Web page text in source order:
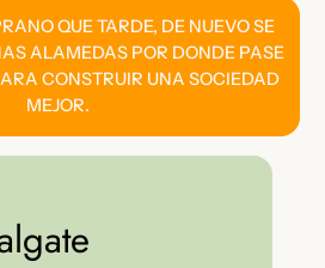
QUE TARDE, DE NUEVO SE
ALAMEDAS POR DONDE PASE
CONSTRUIR UNA SOCIEDAD
MEJOR.